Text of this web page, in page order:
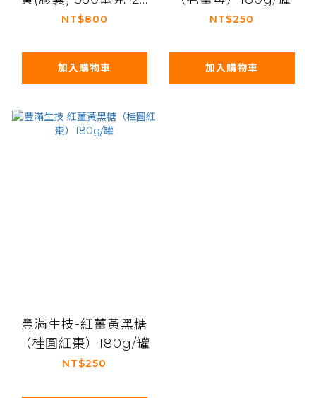
粒/盒
NT$800
加入購物車
NT$250
加入購物車
豐滿生技-紅薑黃黑糖
（桂圓紅棗）180g/罐
NT$250